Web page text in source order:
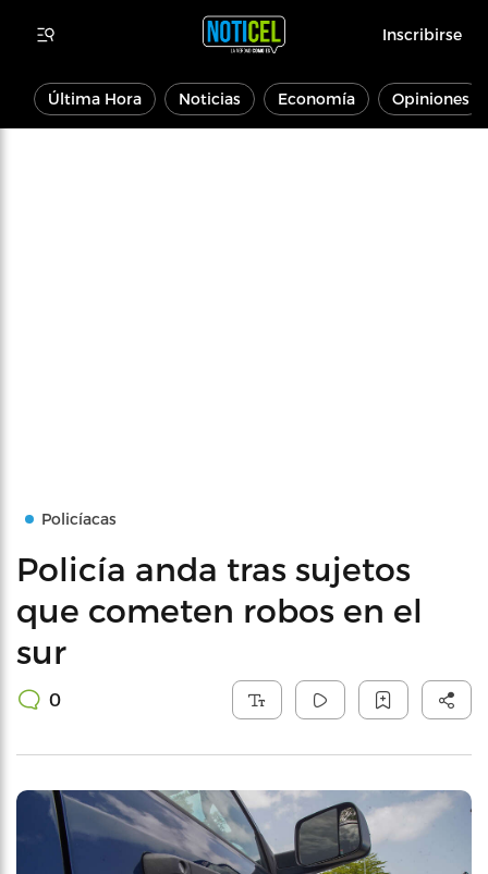
Inscribirse
Última Hora Noticias Economía Opiniones
Policíacas
Policía anda tras sujetos
que cometen robos en el
sur
0